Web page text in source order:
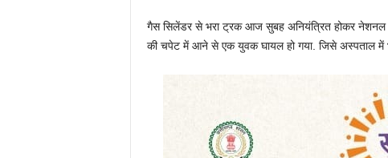
गैस सिलेंडर से भरा ट्रक आज सुबह अनियंत्रित होकर नेशनल
की चपेट में आने से एक युवक घायल हो गया. जिसे अस्पताल में